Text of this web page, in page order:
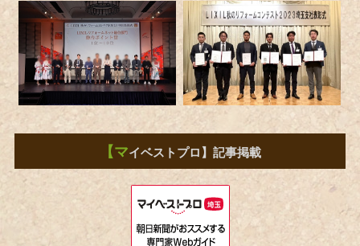
【マイベストプロ】記事掲載